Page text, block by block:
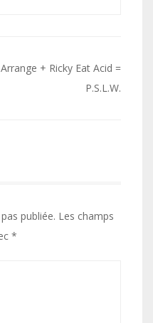
Arrange + Ricky Eat Acid =
P.S.L.W.
publiée. Les champs
*